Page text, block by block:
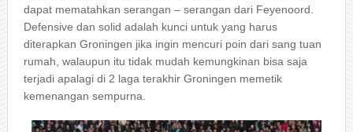
dapat mematahkan serangan – serangan dari Feyenoord.
Defensive dan solid adalah kunci untuk yang harus
diterapkan Groningen jika ingin mencuri poin dari sang tuan
rumah, walaupun itu tidak mudah kemungkinan bisa saja
terjadi apalagi di 2 laga terakhir Groningen memetik
kemenangan sempurna.